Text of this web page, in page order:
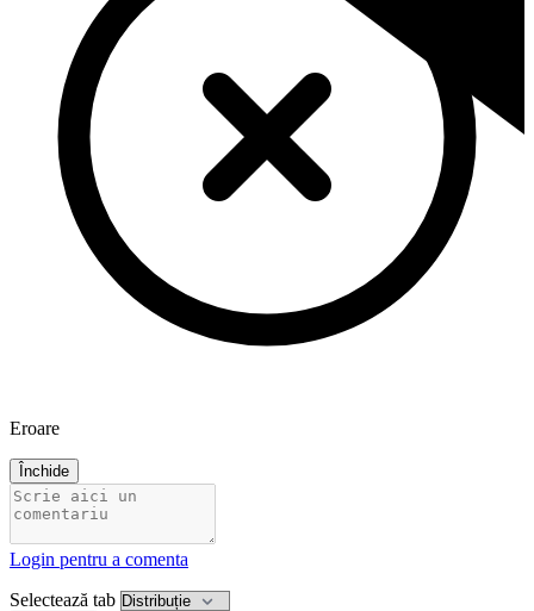
Eroare
Închide
Login pentru a comenta
Selectează tab